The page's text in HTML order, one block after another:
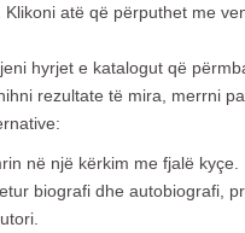
Klikoni atë që përputhet me
hyrjet e katalogut që
rezultate të mira, merrni
në një kërkim me fjalë kyçe.
biografi dhe autobiografi,